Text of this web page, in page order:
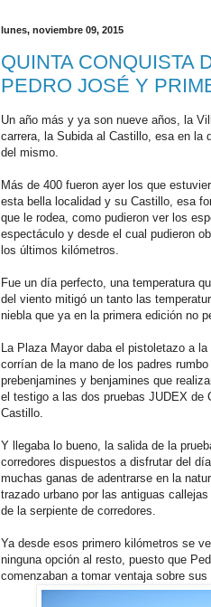
lunes, noviembre 09, 2015
QUINTA CONQUISTA
PEDRO JOSÉ Y
Un año más y ya son nueve años, la
carrera, la Subida al Castillo, esa en la
del mismo.
Más de 400 fueron ayer los que
esta bella localidad y su Castillo, esa
que le rodea, como pudieron ver los
espectáculo y desde el cual pudieron
los últimos kilómetros.
Fue un día perfecto, una temperatura
del viento mitigó un tanto las
niebla que ya en la primera edición no
La Plaza Mayor daba el pistoletazo a
corrían de la mano de los padres
prebenjamines y benjamines que
el testigo a las dos pruebas JUDEX de
Castillo.
Y llegaba lo bueno, la salida de la
corredores dispuestos a disfrutar del
muchas ganas de adentrarse en la
trazado urbano por las antiguas
de la serpiente de corredores.
Ya desde esos primero kilómetros se
ninguna opción al resto, puesto que
comenzaban a tomar ventaja sobre sus